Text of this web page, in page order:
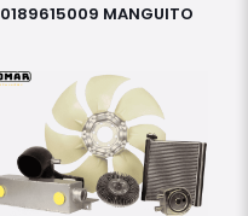
0189615009 MANGUITO